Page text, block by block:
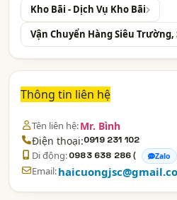
Kho Bãi - Dịch Vụ Kho Bãi
Vận Chuyển Hàng Siêu Trường,
Thông tin liên hệ
Tên liên hệ:Mr. Bình
Điện thoại:0919 231 102
Di động:0983 638 286( Zalo
Email: